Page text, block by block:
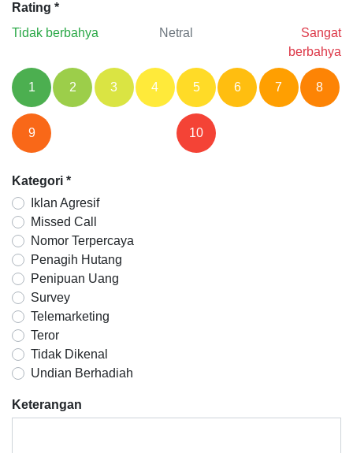
Rating *
Tidak berbahya
Netral
Sangat
berbahya
1 2 3 4 5 6 7 8
9 10
Kategori *
Iklan Agresif
Missed Call
Nomor Terpercaya
Penagih Hutang
Penipuan Uang
Survey
Telemarketing
Teror
Tidak Dikenal
Undian Berhadiah
Keterangan